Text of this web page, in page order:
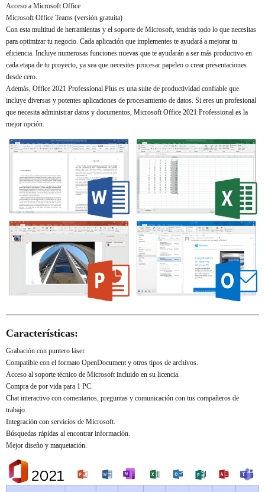
Acceso a Microsoft Office
Microsoft Office Teams (versión gratuita)
Con esta multitud de herramientas y el soporte de Microsoft, tendrás todo lo que necesitas
para optimizar tu negocio. Cada aplicación que implementes te ayudará a mejorar tu
eficiencia. Incluye numerosas funciones nuevas que te ayudarán a ser más productivo en
cada etapa de tu proyecto, ya sea que necesites procesar papeleo o crear presentaciones
desde cero.
Además, Office 2021 Professional Plus es una suite de productividad confiable que
incluye diversas y potentes aplicaciones de procesamiento de datos. Si eres un profesional
que necesita administrar datos y documentos, Microsoft Office 2021 Professional es la
mejor opción.
Características:
Grabación con puntero láser.
Compatible con el formato OpenDocument y otros tipos de archivos.
Acceso al soporte técnico de Microsoft incluido en su licencia.
Compra de por vida para 1 PC.
Chat interactivo con comentarios, preguntas y comunicación con tus compañeros de
trabajo.
Integración con servicios de Microsoft.
Búsquedas rápidas al encontrar información.
Mejor diseño y maquetación.